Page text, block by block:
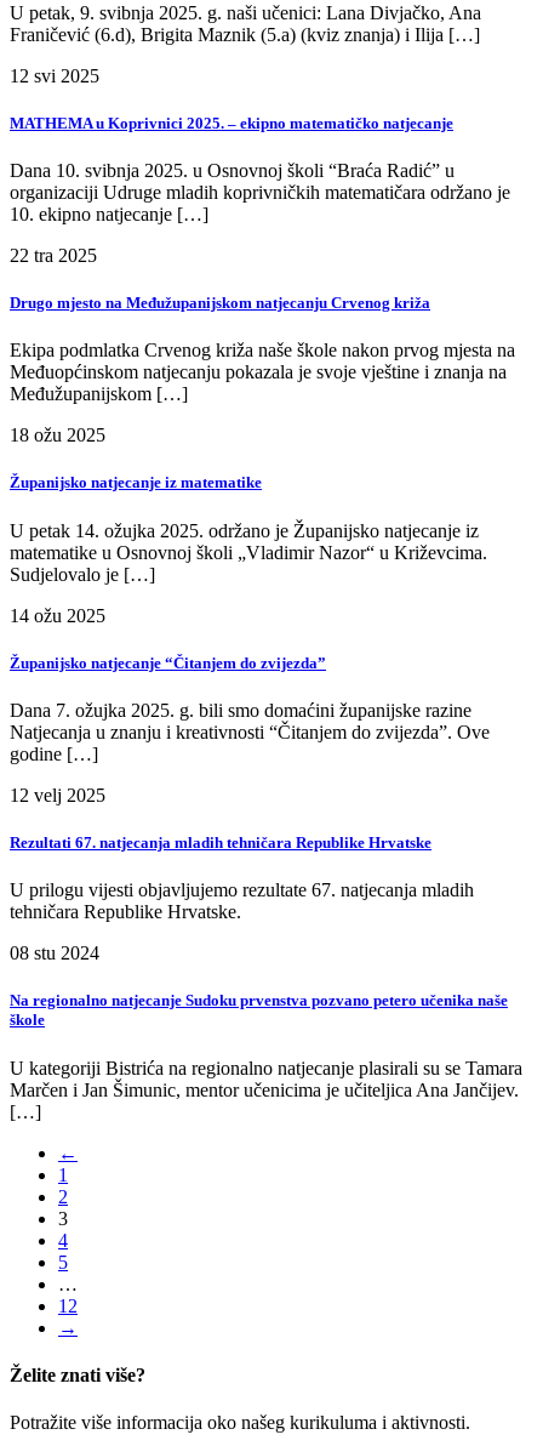
U petak, 9. svibnja 2025. g. naši učenici: Lana Divjačko, Ana
Franičević (6.d), Brigita Maznik (5.a) (kviz znanja) i Ilija […]
12 svi 2025
MATHEMA u Koprivnici 2025. – ekipno matematičko natjecanje
Dana 10. svibnja 2025. u Osnovnoj školi “Braća Radić” u
organizaciji Udruge mladih koprivničkih matematičara održano je
10. ekipno natjecanje […]
22 tra 2025
Drugo mjesto na Međužupanijskom natjecanju Crvenog križa
Ekipa podmlatka Crvenog križa naše škole nakon prvog mjesta na
Međuopćinskom natjecanju pokazala je svoje vještine i znanja na
Međužupanijskom […]
18 ožu 2025
Županijsko natjecanje iz matematike
U petak 14. ožujka 2025. održano je Županijsko natjecanje iz
matematike u Osnovnoj školi „Vladimir Nazor“ u Križevcima.
Sudjelovalo je […]
14 ožu 2025
Županijsko natjecanje “Čitanjem do zvijezda”
Dana 7. ožujka 2025. g. bili smo domaćini županijske razine
Natjecanja u znanju i kreativnosti “Čitanjem do zvijezda”. Ove
godine […]
12 velj 2025
Rezultati 67. natjecanja mladih tehničara Republike Hrvatske
U prilogu vijesti objavljujemo rezultate 67. natjecanja mladih
tehničara Republike Hrvatske.
08 stu 2024
Na regionalno natjecanje Sudoku prvenstva pozvano petero učenika naše
škole
U kategoriji Bistrića na regionalno natjecanje plasirali su se Tamara
Marčen i Jan Šimunic, mentor učenicima je učiteljica Ana Jančijev.
[…]
←
1
2
3
4
5
…
12
→
Želite znati više?
Potražite više informacija oko našeg kurikuluma i aktivnosti.